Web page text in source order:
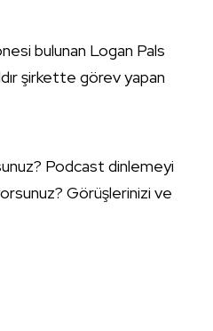
bulunan Logan Pals
şirkette görev yapan
Podcast dinlemeyi
Görüşlerinizi ve